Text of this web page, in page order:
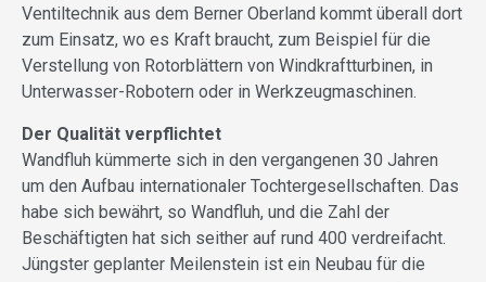
Ventiltechnik aus dem Berner Oberland kommt überall dort
zum Einsatz, wo es Kraft braucht, zum Beispiel für die
Verstellung von Rotorblättern von Windkraftturbinen, in
Unterwasser-Robotern oder in Werkzeugmaschinen.
Der Qualität verpflichtet
Wandfluh kümmerte sich in den vergangenen 30 Jahren
um den Aufbau internationaler Tochtergesellschaften. Das
habe sich bewährt, so Wandfluh, und die Zahl der
Beschäftigten hat sich seither auf rund 400 verdreifacht.
Jüngster geplanter Meilenstein ist ein Neubau für die